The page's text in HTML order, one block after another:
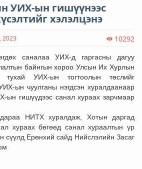
УИХ-ын гишүүнээс
хэлэлцэнэ
2023 10292
саналаа УИХ-д гаргасны дагуу
байнгын хороо Улсын Их Хурлын
тухай УИХ-ын тогтоолын төслийг
ын чуулганы нэгдсэн хуралдаанаар
ын гишүүдээс санал хураах зарчмаар
НИТХ хуралдаж, Хотын даргад
хураах бөгөөд санал хураалтын үр
сүүлд Ерөнхий сайд Нийслэлийн Засаг